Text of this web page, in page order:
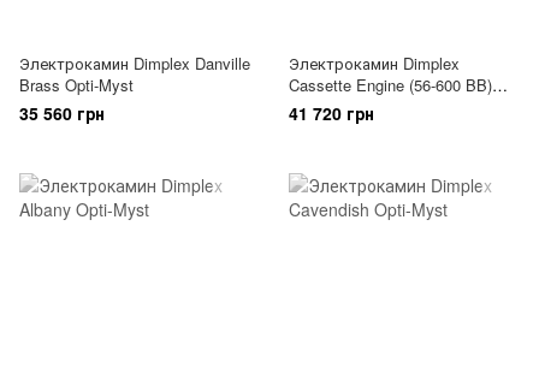
Электрокамин Dimplex Danville
Brass Opti-Myst
35 560 грн
Электрокамин Dimplex
Cassette Engine (56-600 BB)
Opti-Myst
41 720 грн